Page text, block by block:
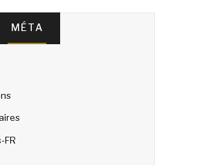
MÉTA
FR